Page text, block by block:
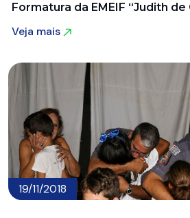
Formatura da EMEIF “Judith de
Veja mais
19/11/2018